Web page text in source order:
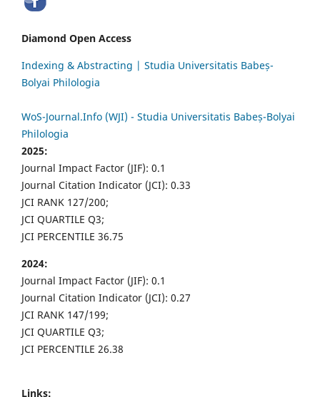
Diamond Open Access
Indexing & Abstracting | Studia Universitatis Babeș-
Bolyai Philologia
WoS-Journal.Info (WJI) - Studia Universitatis Babeș-Bolyai
Philologia
2025:
Journal Impact Factor (JIF): 0.1
Journal Citation Indicator (JCI): 0.33
JCI RANK 127/200;
JCI QUARTILE Q3;
JCI PERCENTILE 36.75
2024:
Journal Impact Factor (JIF): 0.1
Journal Citation Indicator (JCI): 0.27
JCI RANK 147/199;
JCI QUARTILE Q3;
JCI PERCENTILE 26.38
Links: